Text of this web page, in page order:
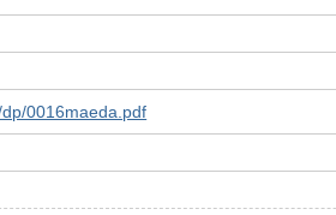
0016maeda.pdf